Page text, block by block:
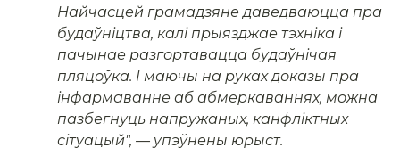
Найчасцей грамадзяне даведваюцца пра
будаўніцтва, калі прыязджае тэхніка і
пачынае разгортавацца будаўнічая
пляцоўка. І маючы на руках доказы пра
інфармаванне аб абмеркаваннях, можна
пазбегнуць напружаных, канфліктных
сітуацый", — упэўнены юрыст.